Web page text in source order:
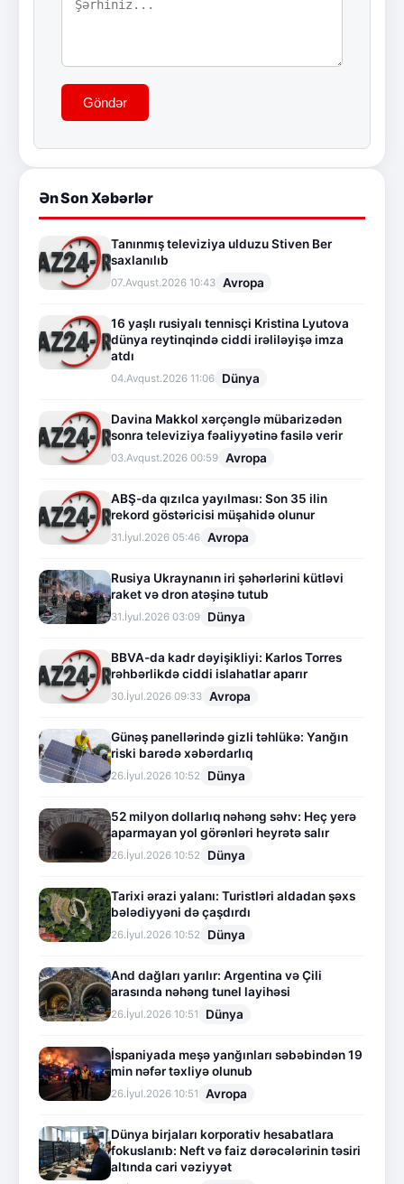
Göndər
Ən Son Xəbərlər
Tanınmış televiziya ulduzu Stiven Ber
saxlanılıb
07.Avqust.2026 10:43 Avropa
16 yaşlı rusiyalı tennisçi Kristina Lyutova
dünya reytinqində ciddi irəliləyişə imza
atdı
04.Avqust.2026 11:06 Dünya
Davina Makkol xərçənglə mübarizədən
sonra televiziya fəaliyyətinə fasilə verir
03.Avqust.2026 00:59 Avropa
ABŞ-da qızılca yayılması: Son 35 ilin
rekord göstəricisi müşahidə olunur
31.İyul.2026 05:46 Avropa
Rusiya Ukraynanın iri şəhərlərini kütləvi
raket və dron atəşinə tutub
31.İyul.2026 03:09 Dünya
BBVA-da kadr dəyişikliyi: Karlos Torres
rəhbərlikdə ciddi islahatlar aparır
30.İyul.2026 09:33 Avropa
Günəş panellərində gizli təhlükə: Yanğın
riski barədə xəbərdarlıq
26.İyul.2026 10:52 Dünya
52 milyon dollarlıq nəhəng səhv: Heç yerə
aparmayan yol görənləri heyrətə salır
26.İyul.2026 10:52 Dünya
Tarixi ərazi yalanı: Turistləri aldadan şəxs
bələdiyyəni də çaşdırdı
26.İyul.2026 10:52 Dünya
And dağları yarılır: Argentina və Çili
arasında nəhəng tunel layihəsi
26.İyul.2026 10:51 Dünya
İspaniyada meşə yanğınları səbəbindən 19
min nəfər təxliyə olunub
26.İyul.2026 10:51 Avropa
Dünya birjaları korporativ hesabatlara
fokuslanıb: Neft və faiz dərəcələrinin təsiri
altında cari vəziyyət